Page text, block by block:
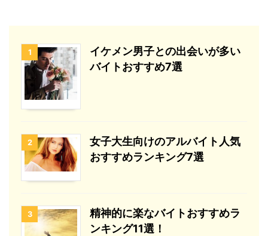
1
イケメン男子との出会いが多い
バイトおすすめ7選
2
女子大生向けのアルバイト人気
おすすめランキング7選
3
精神的に楽なバイトおすすめラ
ンキング11選！